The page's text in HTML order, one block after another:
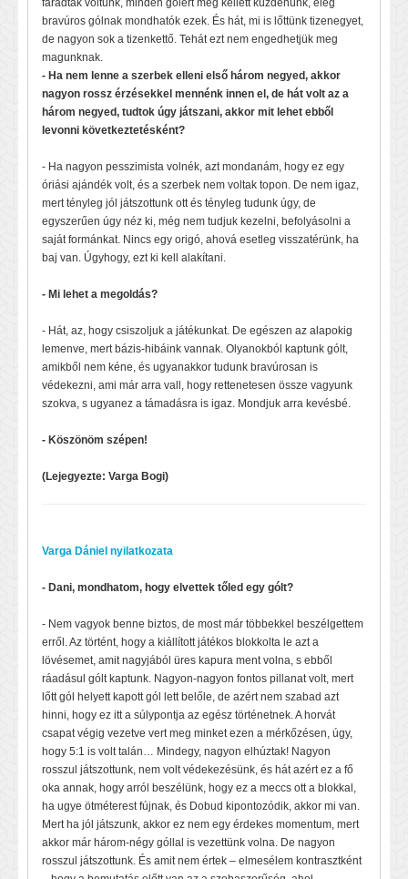
bravúros gólnak mondhatók ezek. És hát, mi is lőttünk tizenegyet,
de nagyon sok a tizenkettő. Tehát ezt nem engedhetjük meg
magunknak.
- Ha nem lenne a szerbek elleni első három negyed, akkor
nagyon rossz érzésekkel mennénk innen el, de hát volt az a
három negyed, tudtok úgy játszani, akkor mit lehet ebből
levonni következtetésként?
- Ha nagyon pesszimista volnék, azt mondanám, hogy ez egy
óriási ajándék volt, és a szerbek nem voltak topon. De nem igaz,
mert tényleg jól játszottunk ott és tényleg tudunk úgy, de
egyszerűen úgy néz ki, még nem tudjuk kezelni, befolyásolni a
saját formánkat. Nincs egy origó, ahová esetleg visszatérünk, ha
baj van. Úgyhogy, ezt ki kell alakítani.
- Mi lehet a megoldás?
- Hát, az, hogy csiszoljuk a játékunkat. De egészen az alapokig
lemenve, mert bázis-hibáink vannak. Olyanokból kaptunk gólt,
amikből nem kéne, és ugyanakkor tudunk bravúrosan is
védekezni, ami már arra vall, hogy rettenetesen össze vagyunk
szokva, s ugyanez a támadásra is igaz. Mondjuk arra kevésbé.
- Köszönöm szépen!
(Lejegyezte: Varga Bogi)
Varga Dániel nyilatkozata
- Dani, mondhatom, hogy elvettek tőled egy gólt?
- Nem vagyok benne biztos, de most már többekkel beszélgettem
erről. Az történt, hogy a kiállított játékos blokkolta le azt a
lövésemet, amit nagyjából üres kapura ment volna, s ebből
ráadásul gólt kaptunk. Nagyon-nagyon fontos pillanat volt, mert
lőtt gól helyett kapott gól lett belőle, de azért nem szabad azt
hinni, hogy ez itt a súlypontja az egész történetnek. A horvát
csapat végig vezetve vert meg minket ezen a mérkőzésen, úgy,
hogy 5:1 is volt talán… Mindegy, nagyon elhúztak! Nagyon
rosszul játszottunk, nem volt védekezésünk, és hát azért ez a fő
oka annak, hogy arról beszélünk, hogy ez a meccs ott a blokkal,
ha ugye ötméterest fújnak, és Dobud kipontozódik, akkor mi van.
Mert ha jól játszunk, akkor ez nem egy érdekes momentum, mert
akkor már három-négy góllal is vezettünk volna. De nagyon
rosszul játszottunk. És amit nem értek – elmesélem kontrasztként